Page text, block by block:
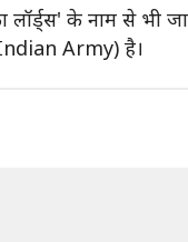
लॉर्ड्स' के नाम से भी
Army) है।